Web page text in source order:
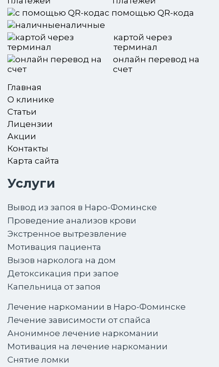
с помощью QR-кода
наличные
картой через
терминал
онлайн перевод на
счет
Главная
О клинике
Статьи
Лицензии
Акции
Контакты
Карта сайта
Услуги
Вывод из запоя в Наро-Фоминске
Проведение анализов крови
Экстренное вытрезвление
Мотивация пациента
Вызов нарколога на дом
Детоксикация при запое
Капельница от запоя
Лечение наркомании в Наро-Фоминске
Лечение зависимости от спайса
Анонимное лечение наркомании
Мотивация на лечение наркомании
Снятие ломки